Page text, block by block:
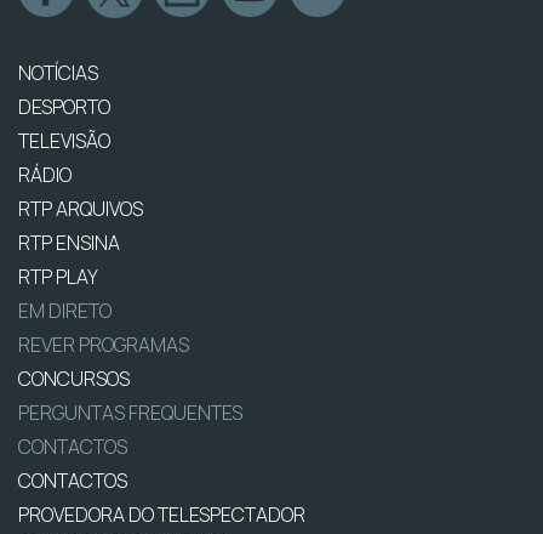
NOTÍCIAS
DESPORTO
TELEVISÃO
RÁDIO
RTP ARQUIVOS
RTP ENSINA
RTP PLAY
EM DIRETO
REVER PROGRAMAS
CONCURSOS
PERGUNTAS FREQUENTES
CONTACTOS
CONTACTOS
PROVEDORA DO TELESPECTADOR